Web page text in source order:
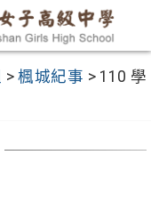
>楓城紀事 > 110 學